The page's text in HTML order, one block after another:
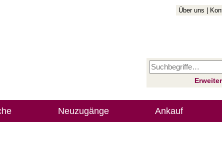
Über uns
Neuzugänge Ankauf